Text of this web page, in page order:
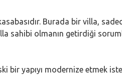
Burada bir villa,
sahibi olmanın getirdiği
yapıyı modernize etmek